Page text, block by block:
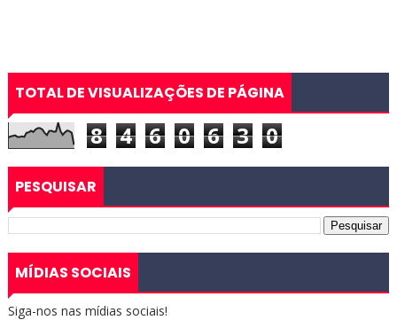
TOTAL DE VISUALIZAÇÕES DE PÁGINA
8 4 6 0 6 3 0
PESQUISAR
MÍDIAS SOCIAIS
Siga-nos nas mídias sociais!